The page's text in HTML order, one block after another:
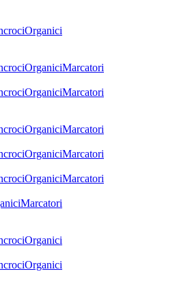
Organici
OrganiciMarcatori
OrganiciMarcatori
OrganiciMarcatori
OrganiciMarcatori
OrganiciMarcatori
Marcatori
Organici
Organici